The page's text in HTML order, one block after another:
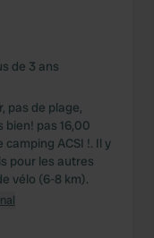
de 3 ans
pas de plage,
pas 16,00
ACSI !. Il y
pour les autres
vélo (6-8 km).